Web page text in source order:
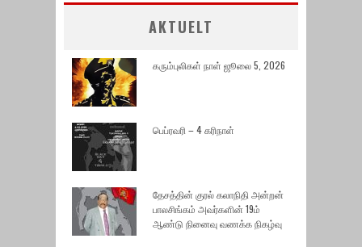
AKTUELT
கரும்புலிகள் நாள் ஜூலை 5, 2026
பெப்ரவரி – 4 கரிநாள்
தேசத்தின் குரல் கலாநிதி அன்றன்
பாலசிங்கம் அவர்களின் 19ம்
ஆண்டு நினைவு வணக்க நிகழ்வு